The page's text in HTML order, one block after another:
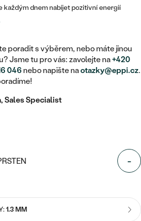
DIAMANTEM
DIAMANT
každým dnem nabíjet pozitivní energií
poradit s výběrem, nebo máte jinou
Jsme tu pro vás: zavolejte na+420
046 nebo napište naotazky@eppi.cz.
Sales Specialist
-
1.3 MM